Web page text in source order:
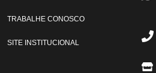
TRABALHE CONOSCO
SITE INSTITUCIONAL